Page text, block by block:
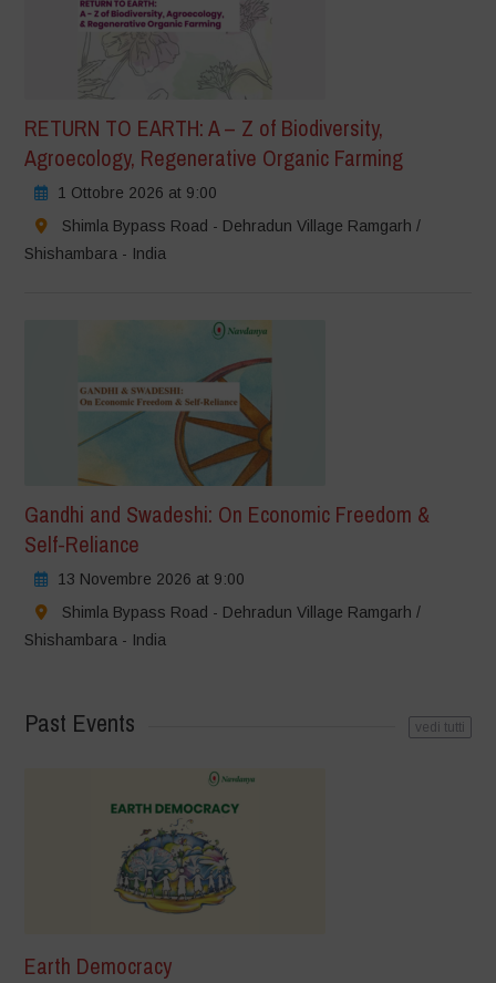
RETURN TO EARTH: A – Z of Biodiversity,
Agroecology, Regenerative Organic Farming
1 Ottobre 2026 at 9:00
Shimla Bypass Road - Dehradun Village Ramgarh /
Shishambara - India
Gandhi and Swadeshi: On Economic Freedom &
Self-Reliance
13 Novembre 2026 at 9:00
Shimla Bypass Road - Dehradun Village Ramgarh /
Shishambara - India
Past Events vedi tutti
Earth Democracy